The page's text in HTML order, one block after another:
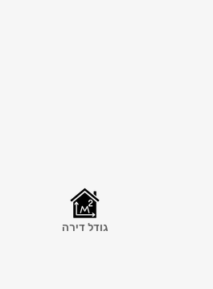
גודל דירה